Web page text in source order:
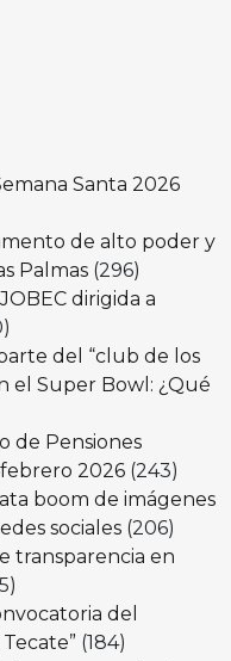
Santa 2026
de alto poder y
Palmas (296)
dirigida a
del “club de los
el Super Bowl: ¿Qué
de Pensiones
2026 (243)
boom de imágenes
sociales (206)
transparencia en
del
(184)